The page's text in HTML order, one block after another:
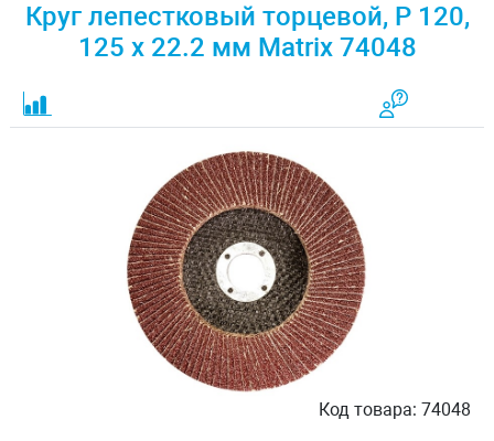
Круг лепестковый торцевой, P 120,
125 х 22.2 мм Matrix 74048
Код товара: 74048